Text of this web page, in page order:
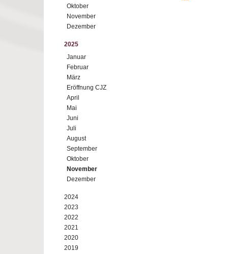
Oktober
November
Dezember
2025
Januar
Februar
März
Eröffnung CJZ
April
Mai
Juni
Juli
August
September
Oktober
November
Dezember
2024
2023
2022
2021
2020
2019